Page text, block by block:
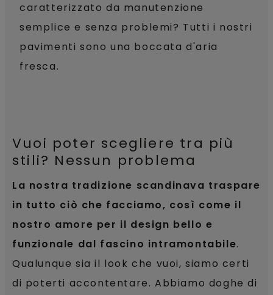
caratterizzato da manutenzione
semplice e senza problemi? Tutti i nostri
pavimenti sono una boccata d'aria
fresca.
Vuoi poter scegliere tra più
stili? Nessun problema
La nostra tradizione scandinava traspare
in tutto ciò che facciamo, così come il
nostro amore per il design bello e
funzionale dal fascino intramontabile.
Qualunque sia il look che vuoi, siamo certi
di poterti accontentare. Abbiamo doghe di